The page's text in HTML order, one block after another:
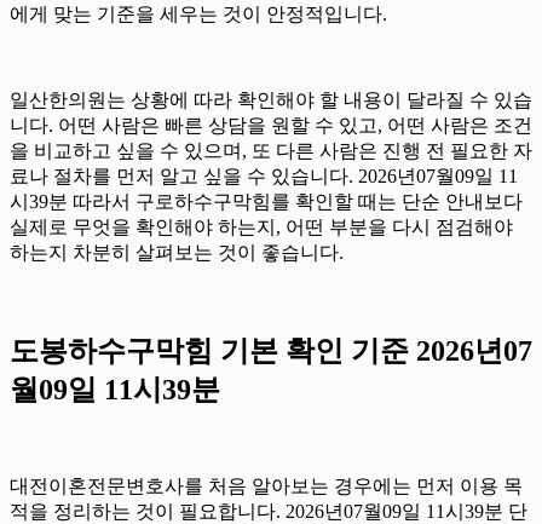
에게 맞는 기준을 세우는 것이 안정적입니다.
일산한의원는 상황에 따라 확인해야 할 내용이 달라질 수 있습
니다. 어떤 사람은 빠른 상담을 원할 수 있고, 어떤 사람은 조건
을 비교하고 싶을 수 있으며, 또 다른 사람은 진행 전 필요한 자
료나 절차를 먼저 알고 싶을 수 있습니다. 2026년07월09일 11
시39분 따라서 구로하수구막힘를 확인할 때는 단순 안내보다
실제로 무엇을 확인해야 하는지, 어떤 부분을 다시 점검해야
하는지 차분히 살펴보는 것이 좋습니다.
도봉하수구막힘 기본 확인 기준 2026년07
월09일 11시39분
대전이혼전문변호사를 처음 알아보는 경우에는 먼저 이용 목
적을 정리하는 것이 필요합니다. 2026년07월09일 11시39분 단